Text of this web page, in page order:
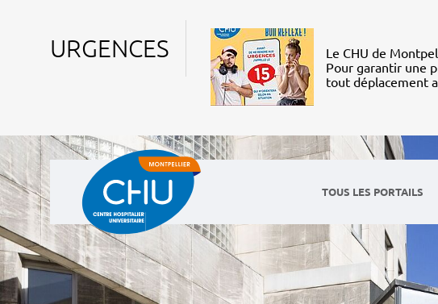
URGENCES
Le CHU de
Pour garantir une
tout déplacement
TOUS LES PORTAILS